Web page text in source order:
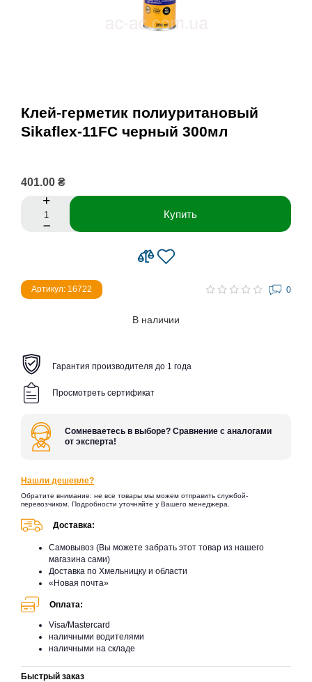
Клей-герметик полиуритановый
Sikaflex-11FC черный 300мл
401.00 ₴
Купить
Артикул: 16722 0
В наличии
Гарантия производителя до 1 года
Просмотреть сертификат
Сомневаетесь в выборе? Сравнение с аналогами
от эксперта!
Нашли дешевле?
Обратите внимание: не все товары мы можем отправить службой-
перевозчиком. Подробности уточняйте у Вашего менеджера.
Доставка:
Самовывоз (Вы можете забрать этот товар из нашего
магазина сами)
Доставка по Хмельницку и области
«Новая почта»
Оплата:
Visa/Mastercard
наличными водителями
наличными на складе
Быстрый заказ